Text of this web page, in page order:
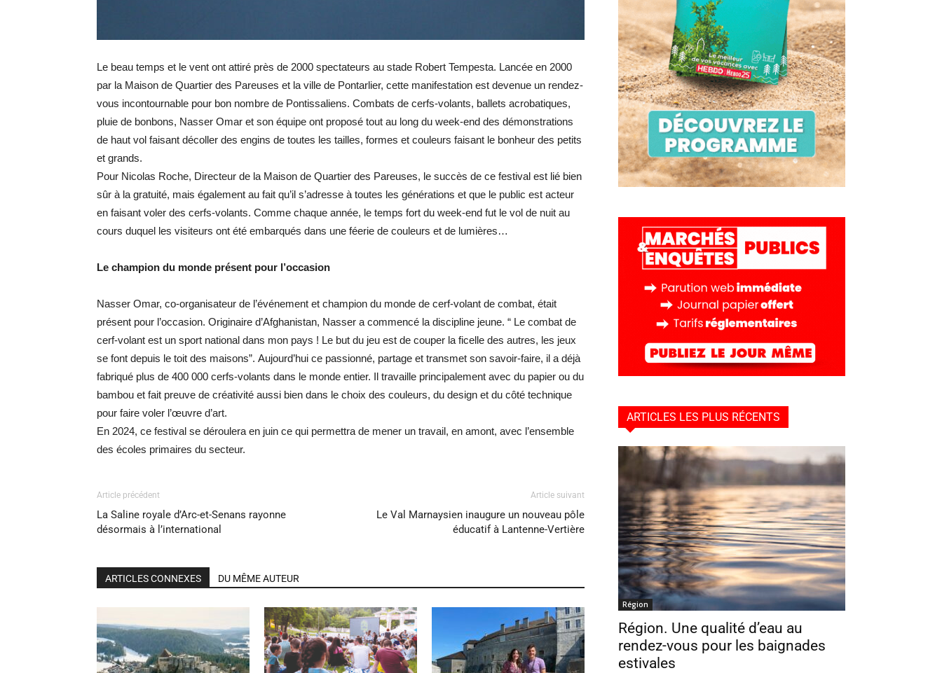
Le beau temps et le vent ont attiré près de 2000 spectateurs au stade Robert Tempesta. Lancée en 2000
par la Maison de Quartier des Pareuses et la ville de Pontarlier, cette manifestation est devenue un rendez-
vous incontournable pour bon nombre de Pontissaliens. Combats de cerfs-volants, ballets acrobatiques,
pluie de bonbons, Nasser Omar et son équipe ont proposé tout au long du week-end des démonstrations
de haut vol faisant décoller des engins de toutes les tailles, formes et couleurs faisant le bonheur des petits
et grands.
Pour Nicolas Roche, Directeur de la Maison de Quartier des Pareuses, le succès de ce festival est lié bien
sûr à la gratuité, mais également au fait qu’il s’adresse à toutes les générations et que le public est acteur
en faisant voler des cerfs-volants. Comme chaque année, le temps fort du week-end fut le vol de nuit au
cours duquel les visiteurs ont été embarqués dans une féerie de couleurs et de lumières…
Le champion du monde présent pour l’occasion
Nasser Omar, co-organisateur de l’événement et champion du monde de cerf-volant de combat, était
présent pour l’occasion. Originaire d’Afghanistan, Nasser a commencé la discipline jeune. “ Le combat de
cerf-volant est un sport national dans mon pays ! Le but du jeu est de couper la ficelle des autres, les jeux
se font depuis le toit des maisons”. Aujourd’hui ce passionné, partage et transmet son savoir-faire, il a déjà
fabriqué plus de 400 000 cerfs-volants dans le monde entier. Il travaille principalement avec du papier ou du
bambou et fait preuve de créativité aussi bien dans le choix des couleurs, du design et du côté technique
pour faire voler l’œuvre d’art.
En 2024, ce festival se déroulera en juin ce qui permettra de mener un travail, en amont, avec l’ensemble
des écoles primaires du secteur.
Article précédent
La Saline royale d’Arc-et-Senans rayonne
désormais à l’international
Article suivant
Le Val Marnaysien inaugure un nouveau pôle
éducatif à Lantenne-Vertière
ARTICLES CONNEXES DU MÊME AUTEUR
ARTICLES LES PLUS RÉCENTS
Région
Région. Une qualité d’eau au
rendez-vous pour les baignades
estivales